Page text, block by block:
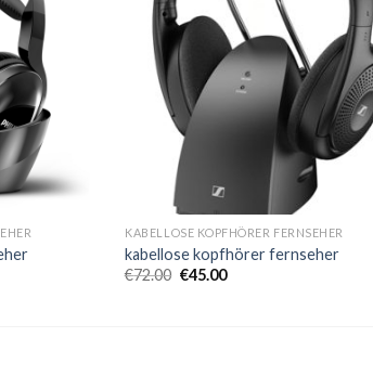
KABELLOSE KOPFHÖRER FERNSEHER
kabellose kopfhörer fernseher
€72.00 €45.00